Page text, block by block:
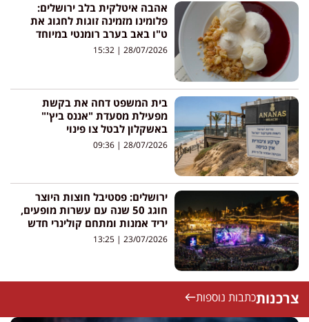
אהבה איטלקית בלב ירושלים:
פלומינו מזמינה זוגות לחגוג את
ט"ו באב בערב רומנטי במיוחד
28/07/2026
בית המשפט דחה את בקשת
מפעילת מסעדת "אננס ביץ'"
באשקלון לבטל צו פינוי
28/07/2026
ירושלים: פסטיבל חוצות היוצר
חוגג 50 שנה עם עשרות מופעים,
יריד אמנות ומתחם קולינרי חדש
23/07/2026
צרכנותכתבות נוספות